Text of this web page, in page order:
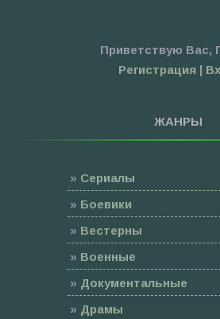
Приветствую Вас,
Регистрация |
ЖАНРЫ
» Сериалы
» Боевики
» Вестерны
» Военные
» Документальные
» Драмы